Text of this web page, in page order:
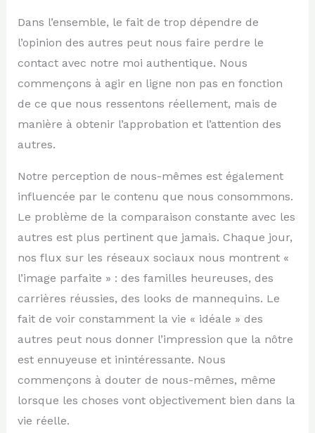
Dans l’ensemble, le fait de trop dépendre de
l’opinion des autres peut nous faire perdre le
contact avec notre moi authentique. Nous
commençons à agir en ligne non pas en fonction
de ce que nous ressentons réellement, mais de
manière à obtenir l’approbation et l’attention des
autres.
Notre perception de nous-mêmes est également
influencée par le contenu que nous consommons.
Le problème de la comparaison constante avec les
autres est plus pertinent que jamais. Chaque jour,
nos flux sur les réseaux sociaux nous montrent «
l’image parfaite » : des familles heureuses, des
carrières réussies, des looks de mannequins. Le
fait de voir constamment la vie « idéale » des
autres peut nous donner l’impression que la nôtre
est ennuyeuse et inintéressante. Nous
commençons à douter de nous-mêmes, même
lorsque les choses vont objectivement bien dans la
vie réelle.